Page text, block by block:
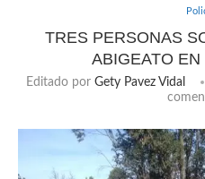
TRES PERSONAS
ABIGEATO
Editado por Gety Pavez Vidal